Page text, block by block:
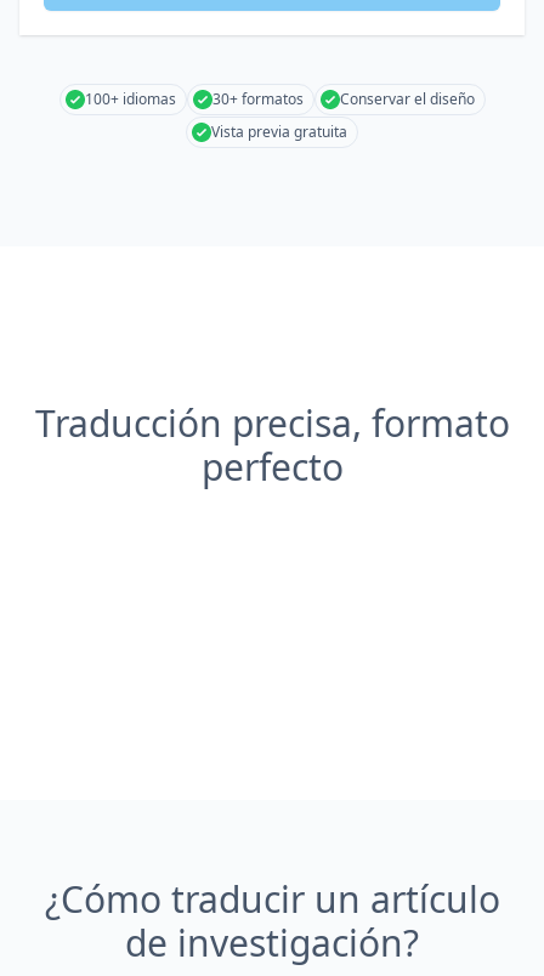
100+ idiomas 30+ formatos
Conservar el diseño
Vista previa gratuita
Traducción precisa, formato
perfecto
¿Cómo traducir un artículo
de investigación?